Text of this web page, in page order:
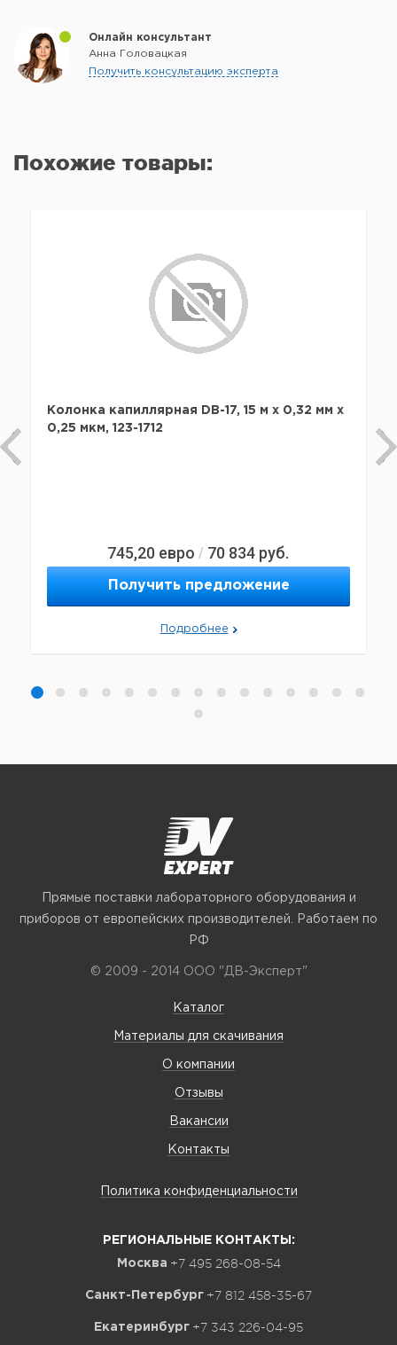
Онлайн консультант
Анна Головацкая
Получить консультацию эксперта
Похожие товары:
Колонка капиллярная DB-17, 15 м x 0,32 мм х
0,25 мкм, 123-1712
745,20 евро / 70 834 руб.
Получить предложение
Подробнее
Прямые поставки лабораторного оборудования и
приборов от европейских производителей. Работаем по
РФ
© 2009 - 2014 ООО "ДВ-Эксперт"
Каталог
Материалы для скачивания
О компании
Отзывы
Вакансии
Контакты
Политика конфиденциальности
РЕГИОНАЛЬНЫЕ КОНТАКТЫ:
Москва +7 495 268-08-54
Санкт-Петербург +7 812 458-35-67
Екатеринбург +7 343 226-04-95